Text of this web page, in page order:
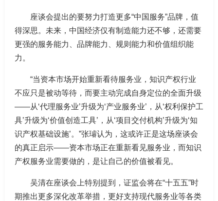
座谈会提出的要努力打造更多“中国服务”品牌，值
得深思。未来，中国经济仅有制造能力还不够，还需要
更强的服务能力、品牌能力、规则能力和价值组织能
力。
“当资本市场开始重新看待服务业，知识产权行业
不应只是被动等待，而要主动完成自身定位的全面升级
——从‘代理服务业’升级为‘产业服务业’，从‘权利保护工
具’升级为‘价值创造工具’，从‘项目交付机构’升级为‘知
识产权基础设施’。”张璿认为，这或许正是这场座谈会
的真正启示——资本市场正在重新看见服务业，而知识
产权服务业需要做的，是让自己的价值被看见。
吴清在座谈会上特别提到，证监会将在“十五五”时
期推出更多深化改革举措，更好支持现代服务业等各类